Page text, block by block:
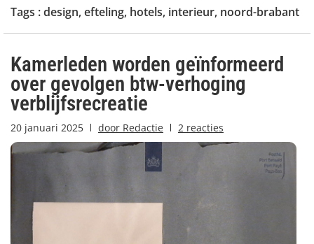
Tags :design,efteling, hotels, interieur, noord-brabant
Kamerleden worden geïnformeerd
over gevolgen btw-verhoging
verblijfsrecreatie
20 januari 2025 door Redactie 2 reacties